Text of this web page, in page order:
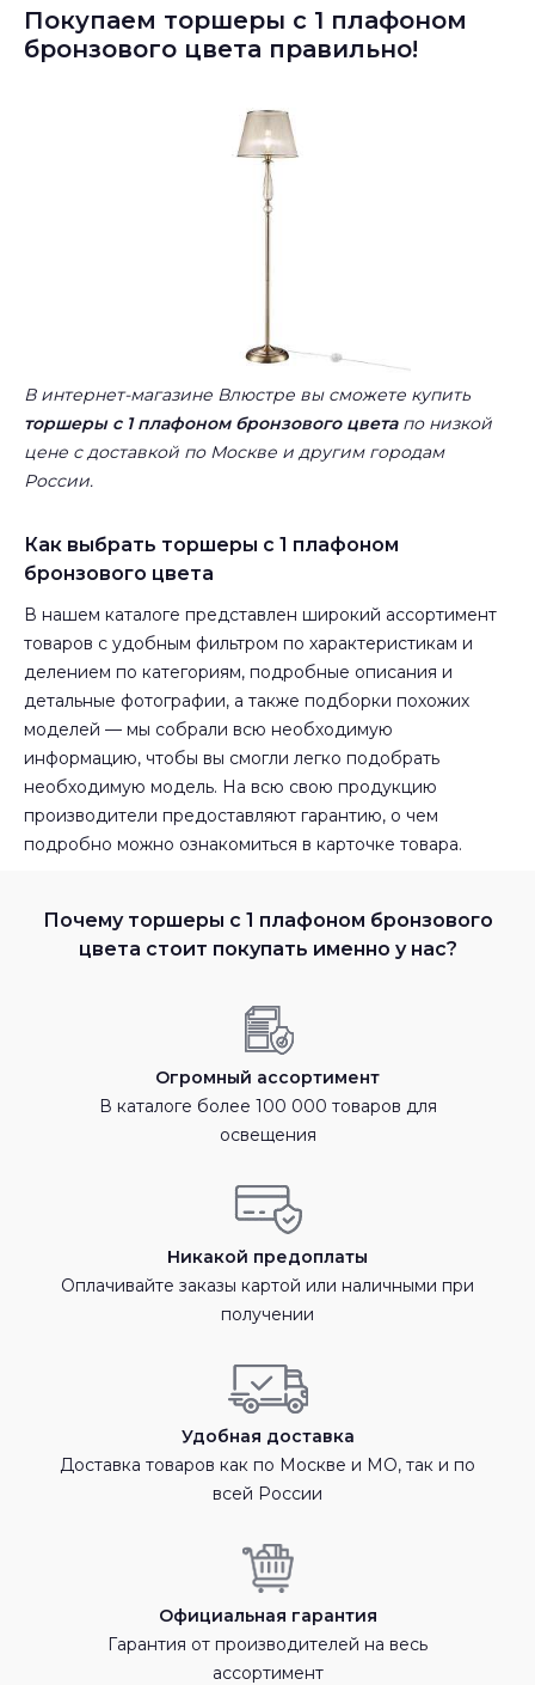
Покупаем торшеры с 1 плафоном
бронзового цвета правильно!
В интернет-магазине Влюстре вы сможете купить
торшеры с 1 плафоном бронзового цветапо низкой
цене с доставкой по Москве и другим городам
России.
Как выбрать торшеры с 1 плафоном
бронзового цвета
В нашем каталоге представлен широкий ассортимент
товаров с удобным фильтром по характеристикам и
делением по категориям, подробные описания и
детальные фотографии, а также подборки похожих
моделей — мы собрали всю необходимую
информацию, чтобы вы смогли легко подобрать
необходимую модель. На всю свою продукцию
производители предоставляют гарантию, о чем
подробно можно ознакомиться в карточке товара.
Почему торшеры с 1 плафоном бронзового
цвета стоит покупать именно у нас?
Огромный ассортимент
В каталоге более 100 000 товаров для
освещения
Никакой предоплаты
Оплачивайте заказы картой или наличными при
получении
Удобная доставка
Доставка товаров как по Москве и МО, так и по
всей России
Официальная гарантия
Гарантия от производителей на весь
ассортимент